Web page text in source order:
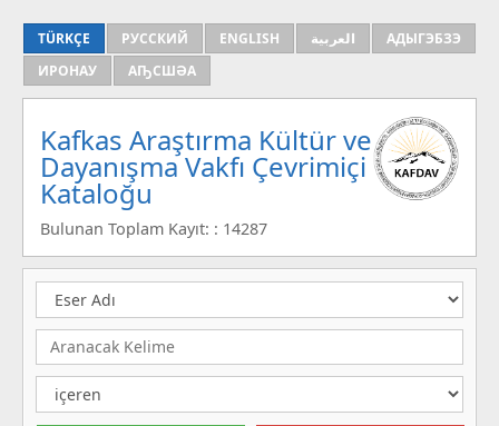
TÜRKÇE РУССКИЙ ENGLISH العربية
АДЫГЭБЗЭ
ИРОНАУ
АҦСШӘА
Kafkas Araştırma Kültür ve
Dayanışma Vakfı Çevrimiçi
Kataloğu
Bulunan Toplam Kayıt: : 14287